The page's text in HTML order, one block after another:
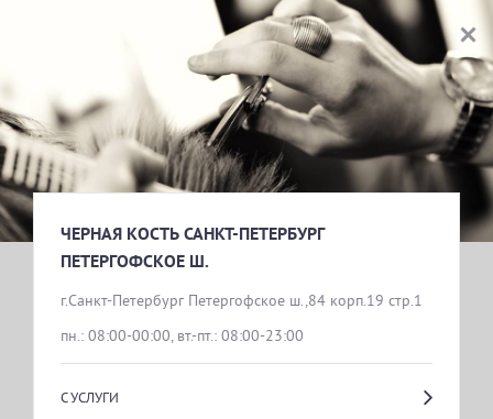
ЧЕРНАЯ КОСТЬ САНКТ-ПЕТЕРБУРГ
ПЕТЕРГОФСКОЕ Ш.
г.Санкт-Петербург Петергофское ш.,84 корп.19 стр.1
пн.: 08:00-00:00, вт.-пт.: 08:00-23:00
С УСЛУГИ
ЧЕРНАЯ КОСТЬ САНКТ-ПЕТЕРБУРГ ПЕТЕРГОФСКОЕ Ш.
ВЫБОР УСЛУГИ
ПАРИКМАХЕРСКИЕ УСЛУГИ